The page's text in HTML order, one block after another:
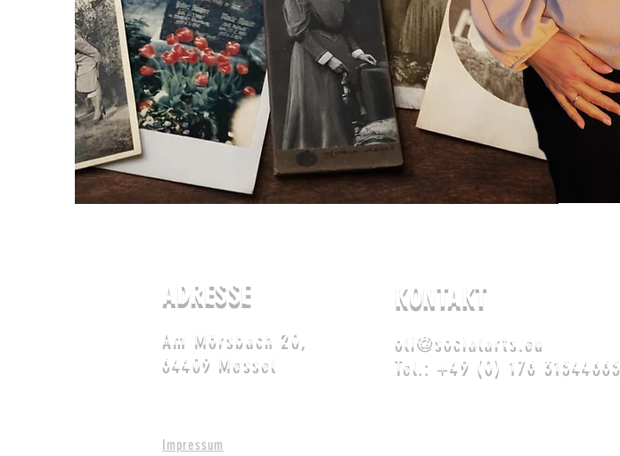
ADRESSE
Am Mörsbach 20,
64409 Messel
KONTAKT
oli@socialarts.eu
Tel.: +49 (0) 176 31544665
Impressum